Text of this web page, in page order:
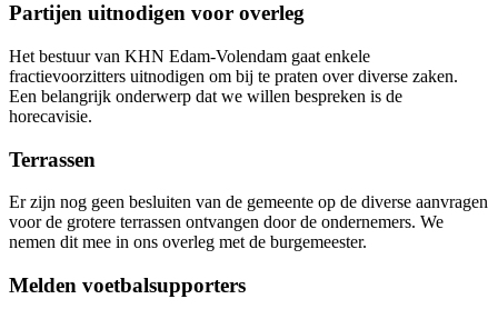
Partijen uitnodigen voor overleg
Het bestuur van KHN Edam-Volendam gaat enkele
fractievoorzitters uitnodigen om bij te praten over diverse zaken.
Een belangrijk onderwerp dat we willen bespreken is de
horecavisie.
Terrassen
Er zijn nog geen besluiten van de gemeente op de diverse aanvragen
voor de grotere terrassen ontvangen door de ondernemers. We
nemen dit mee in ons overleg met de burgemeester.
Melden voetbalsupporters